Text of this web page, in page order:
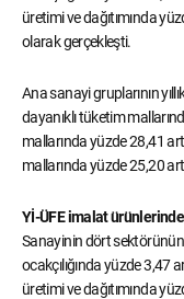
üretimi ve dağıtımında
olarak gerçekleşti.
Ana sanayi gruplarının
dayanıklı tüketim
mallarında yüzde 28,41
mallarında yüzde 25,20
Yİ-ÜFE imalat ürünlerinde
Sanayinin dört sektörünün
ocakçılığında yüzde 3,47
üretimi ve dağıtımında